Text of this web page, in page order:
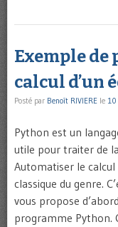
Exemple de
calcul d’un
Posté par Benoît RIVIERE le 10
Python est un
utile pour traiter de
Automatiser le
classique du genre.
vous propose
programme Python.